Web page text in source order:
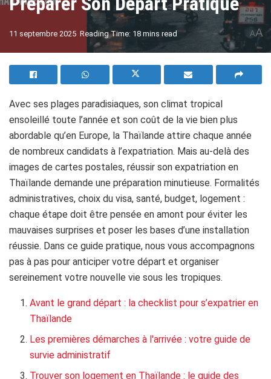
11 septembre 2025 Reading Time: 18 mins read AA
Avec ses plages paradisiaques, son climat tropical
ensoleillé toute l’année et son coût de la vie bien plus
abordable qu’en Europe, la Thaïlande attire chaque année
de nombreux candidats à l’expatriation. Mais au-delà des
images de cartes postales, réussir son expatriation en
Thaïlande demande une préparation minutieuse. Formalités
administratives, choix du visa, santé, budget, logement :
chaque étape doit être pensée en amont pour éviter les
mauvaises surprises et poser les bases d’une installation
réussie. Dans ce guide pratique, nous vous accompagnons
pas à pas pour anticiper votre départ et organiser
sereinement votre nouvelle vie sous les tropiques.
​Avant le grand départ : la checklist pour s’expatrier en
Thaïlande
Les premières démarches à l'arrivée : votre guide de
survie administratif
Trouver son logement en Thaïlande : le guide des